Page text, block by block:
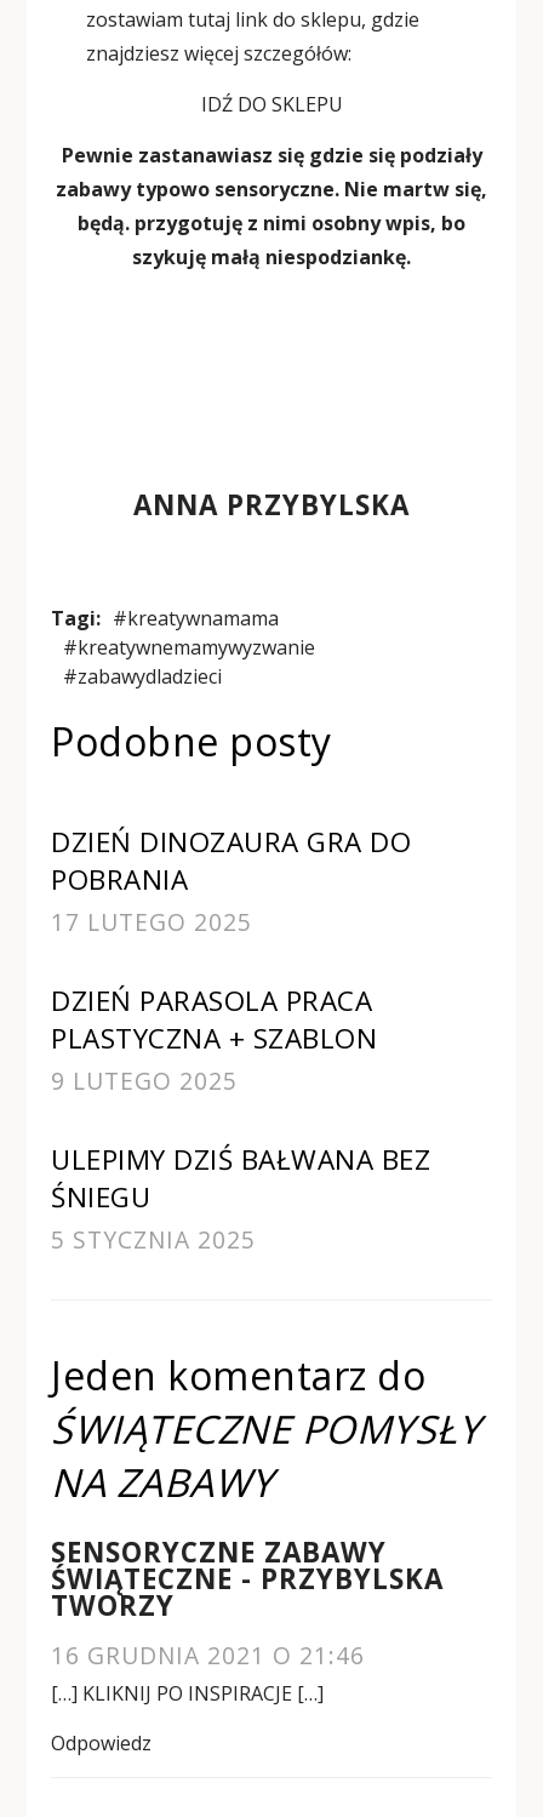
zostawiam tutaj link do sklepu, gdzie
znajdziesz więcej szczegółów:
IDŹ DO SKLEPU
Pewnie zastanawiasz się gdzie się podziały
zabawy typowo sensoryczne. Nie martw się,
będą. przygotuję z nimi osobny wpis, bo
szykuję małą niespodziankę.
ANNA PRZYBYLSKA
Tagi: #kreatywnamama
#kreatywnemamywyzwanie
#zabawydladzieci
Podobne posty
DZIEŃ DINOZAURA GRA DO
POBRANIA
17 LUTEGO 2025
DZIEŃ PARASOLA PRACA
PLASTYCZNA + SZABLON
9 LUTEGO 2025
ULEPIMY DZIŚ BAŁWANA BEZ
ŚNIEGU
5 STYCZNIA 2025
Jeden komentarz do
ŚWIĄTECZNE POMYSŁY
NA ZABAWY
SENSORYCZNE ZABAWY
ŚWIĄTECZNE - PRZYBYLSKA
TWORZY
16 GRUDNIA 2021 O 21:46
[…] KLIKNIJ PO INSPIRACJE […]
Odpowiedz